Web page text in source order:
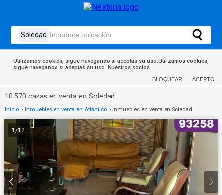
Utilizamos cookies, sigue navegando si aceptas su uso.Utilizamos cookies,
sigue navegando si aceptas su uso. Nuestros socios
BLOQUEAR ACEPTO
10.570 casas en venta en Soledad
Inicio > Inmuebles en venta en Atlántico > Inmuebles en venta en Soledad
1 /12